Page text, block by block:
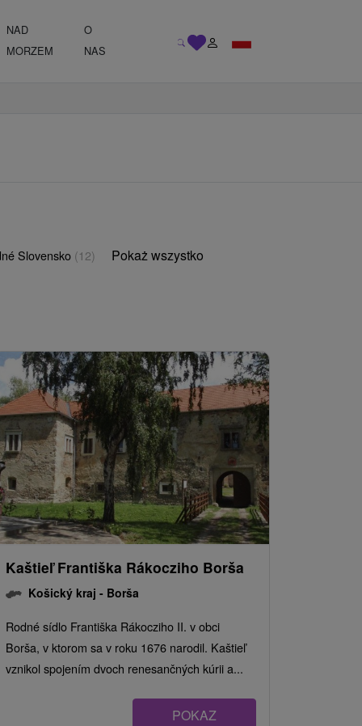
NAD
MORZEM
O
NAS
Slovensko (12) Pokaż wszystko
Kaštieľ Františka Rákocziho Borša
Košický kraj - Borša
Rodné sídlo Františka Rákocziho II. v obci
Borša, v ktorom sa v roku 1676 narodil. Kaštieľ
vznikol spojením dvoch renesančných kúrii a...
POKAZ